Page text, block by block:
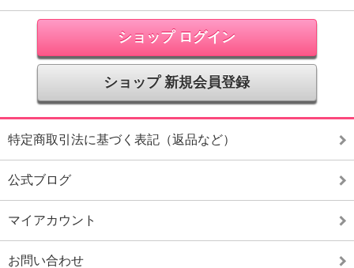
ショップ ログイン
ショップ 新規会員登録
特定商取引法に基づく表記（返品など）
公式ブログ
マイアカウント
お問い合わせ